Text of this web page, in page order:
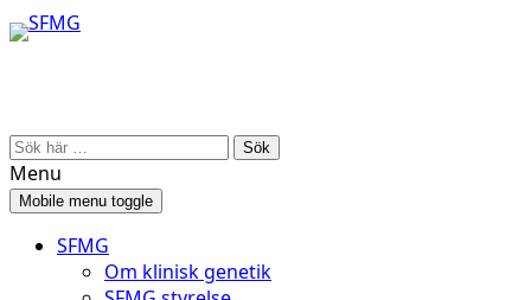
Skip
to
Skip
to
Search
for:
Menu
Mobile menu toggle
SFMG
Om klinisk genetik